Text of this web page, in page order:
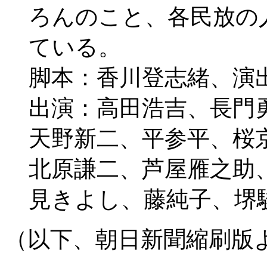
ろんのこと、各民放
ている。
脚本：香川登志緒、演
出演：高田浩吉、長門
天野新二、平参平、桜
北原謙二、芦屋雁之助
見きよし、藤純子、堺
（以下、朝日新聞縮刷版